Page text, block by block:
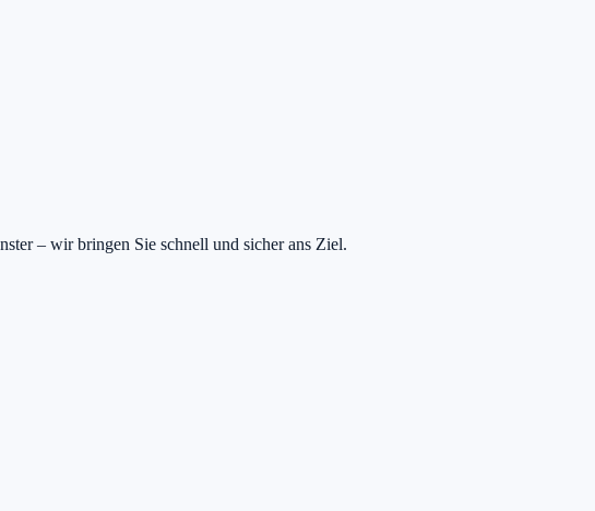
– wir bringen Sie schnell und sicher ans Ziel.